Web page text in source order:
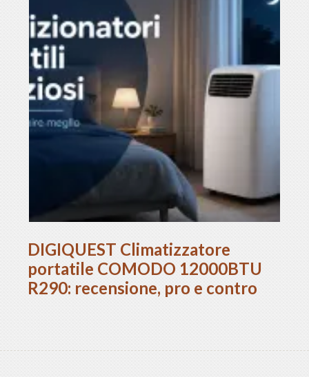
DIGIQUEST Climatizzatore
portatile COMODO 12000BTU
R290: recensione, pro e contro